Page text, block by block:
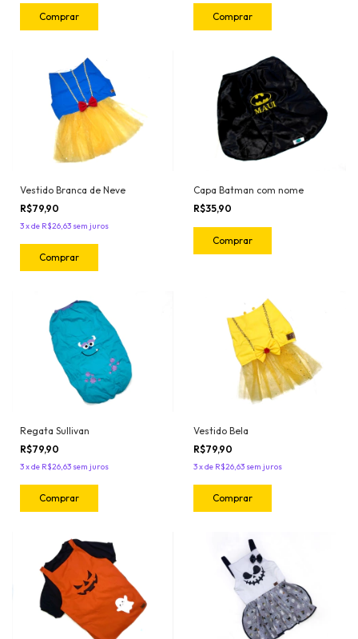
Comprar Comprar
Vestido Branca de Neve
R$79,90
3xde R$26,63 sem juros
Comprar
Capa Batman com nome
R$35,90
Comprar
Regata Sullivan
R$79,90
3xde R$26,63 sem juros
Comprar
Vestido Bela
R$79,90
3xde R$26,63 sem juros
Comprar